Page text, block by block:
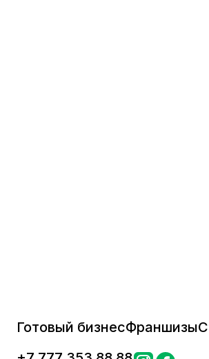
Готовый бизнесФраншизы